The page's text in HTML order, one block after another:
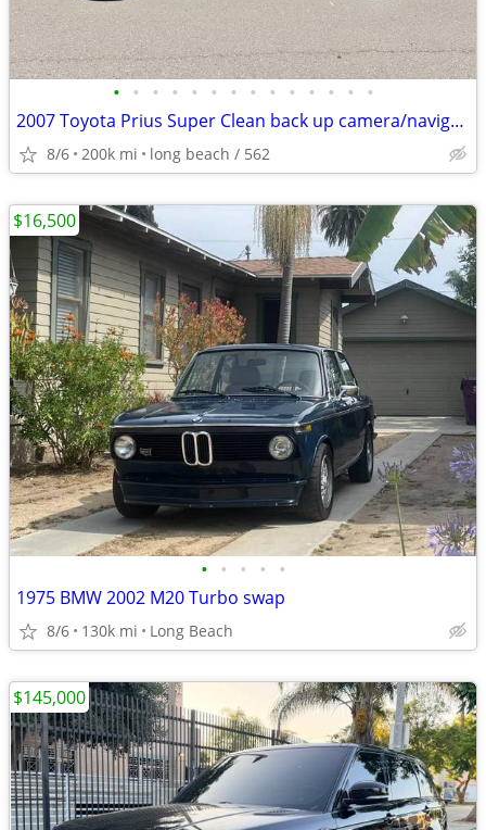
• • • • • • • • • • • • • •
2007 Toyota Prius Super Clean back up camera/navigation
8/6 200k mi long beach / 562
• • • • •
1975 BMW 2002 M20 Turbo swap
8/6 130k mi Long Beach
$16,500
$145,000